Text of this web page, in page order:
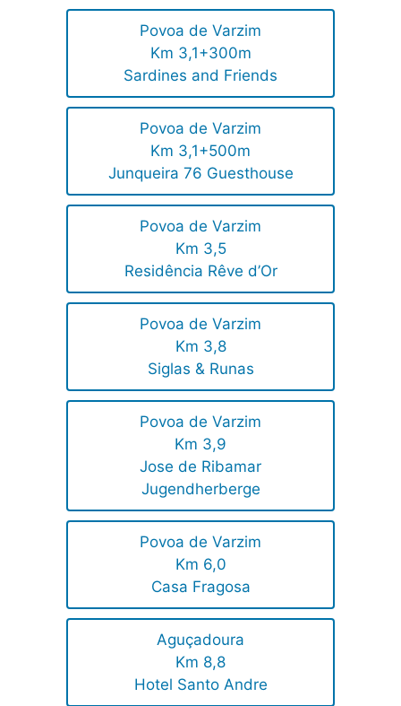
Povoa de Varzim
Km 3,1+300m
Sardines and Friends
Povoa de Varzim
Km 3,1+500m
Junqueira 76 Guesthouse
Povoa de Varzim
Km 3,5
Residência Rêve d’Or
Povoa de Varzim
Km 3,8
Siglas & Runas
Povoa de Varzim
Km 3,9
Jose de Ribamar
Jugendherberge
Povoa de Varzim
Km 6,0
Casa Fragosa
Aguçadoura
Km 8,8
Hotel Santo Andre